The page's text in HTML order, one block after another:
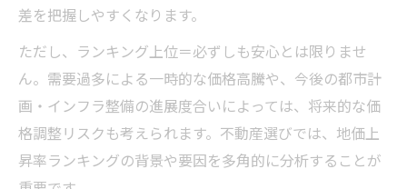
差を把握しやすくなります。
ただし、ランキング上位＝必ずしも安心とは限りませ
ん。需要過多による一時的な価格高騰や、今後の都市計
画・インフラ整備の進展度合いによっては、将来的な価
格調整リスクも考えられます。不動産選びでは、地価上
昇率ランキングの背景や要因を多角的に分析することが